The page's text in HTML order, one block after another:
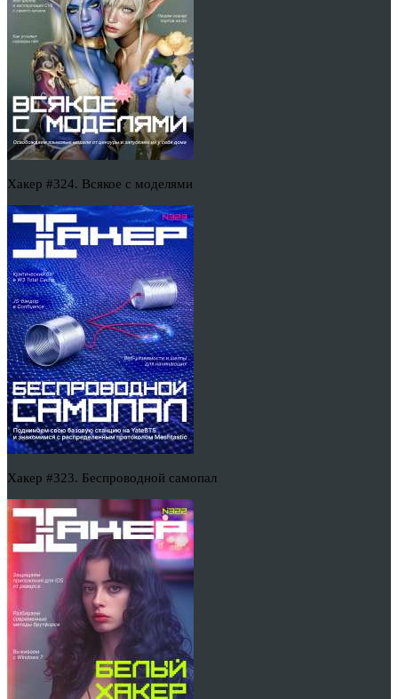
Хакер #324. Всякое с моделями
Хакер #323. Беспроводной самопал